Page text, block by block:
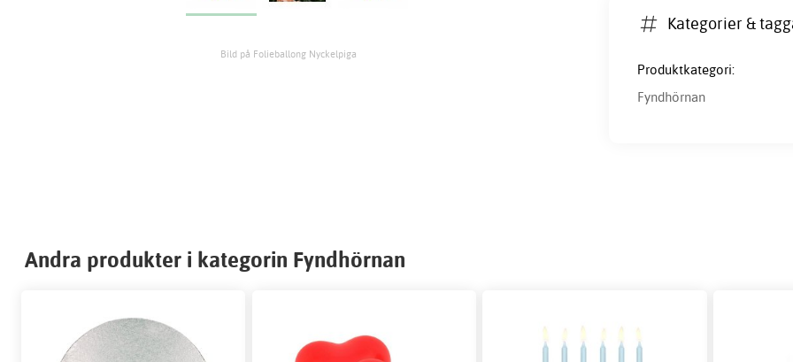
Bild på Folieballong Nyckelpiga
Kategorier &
Produktkategori:
Fyndhörnan
Andra produkter i kategorin Fyndhörnan